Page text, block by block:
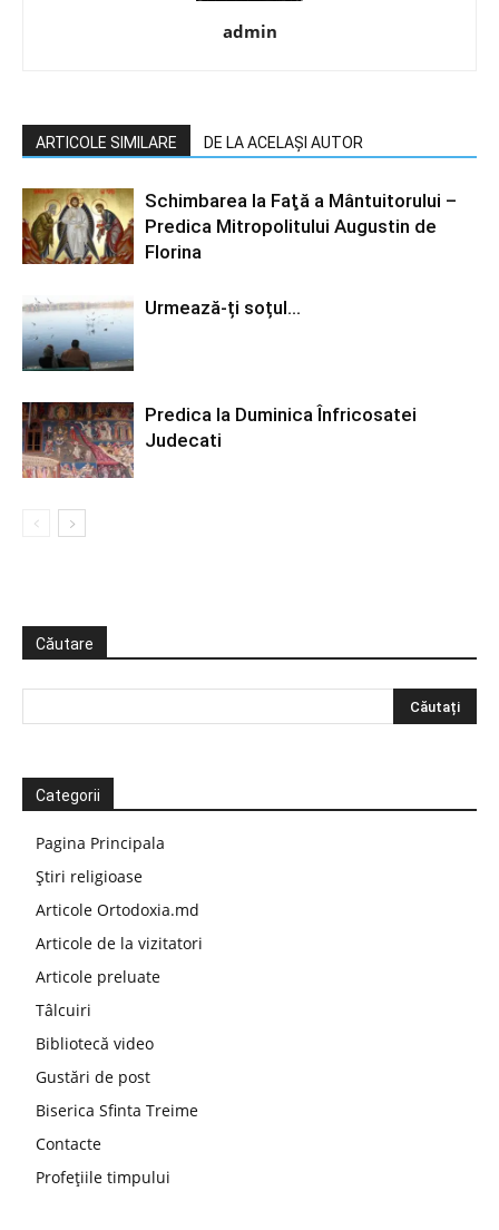
admin
ARTICOLE SIMILARE DE LA ACELAȘI AUTOR
Schimbarea la Faţă a Mântuitorului –
Predica Mitropolitului Augustin de
Florina
Urmează-ți soțul…
Predica la Duminica Înfricosatei
Judecati
Căutare
Categorii
Pagina Principala
Știri religioase
Articole Ortodoxia.md
Articole de la vizitatori
Articole preluate
Tâlcuiri
Bibliotecă video
Gustări de post
Biserica Sfinta Treime
Contacte
Profețiile timpului